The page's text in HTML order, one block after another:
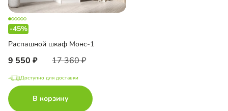
-45%
Распашной шкаф Монс-1
9 550 17 360
Доступно для доставки
В корзину